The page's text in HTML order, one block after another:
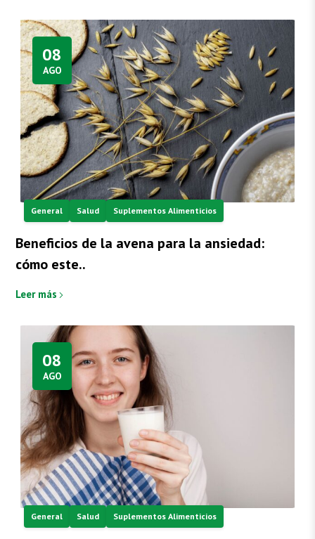
08
AGO
General Salud Suplementos Alimenticios
Beneficios de la avena para la ansiedad:
cómo este..
Leer más
08
AGO
General Salud Suplementos Alimenticios